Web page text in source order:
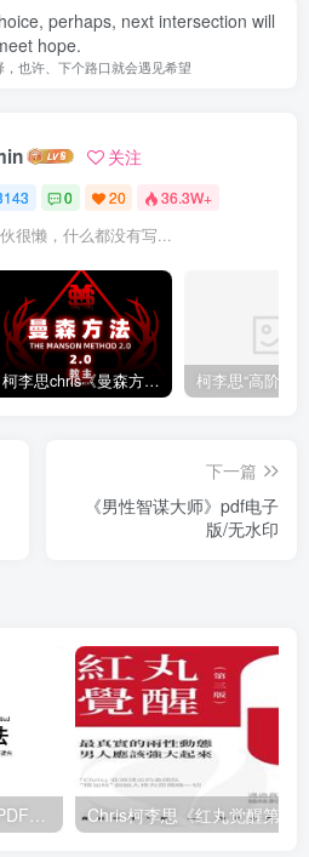
perhaps, next intersection will
hope.
也许、下个路口就会遇见希望
关注
0 20 36.3W+
很懒，什么都没有写...
柯李思chris《曼森方法2.0课程》百度云免费下载
下一篇
《男性智谋大师》pdf电子
版/无水印
把妹达人之《谜男方法》PDF电子书下载【081504】